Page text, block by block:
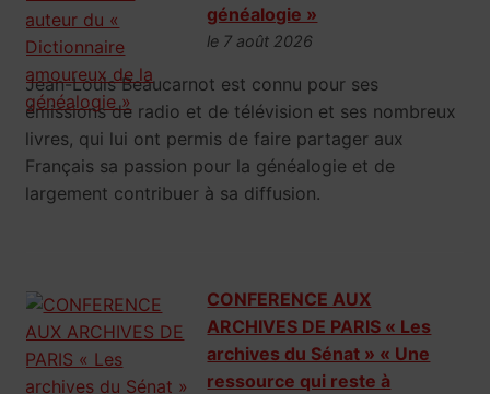
généalogie »
le 7 août 2026
Jean-Louis Beaucarnot est connu pour ses
émissions de radio et de télévision et ses nombreux
livres, qui lui ont permis de faire partager aux
Français sa passion pour la généalogie et de
largement contribuer à sa diffusion.
CONFERENCE AUX
ARCHIVES DE PARIS « Les
archives du Sénat » « Une
ressource qui reste à